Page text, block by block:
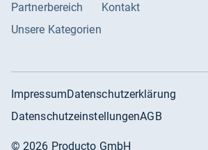
Partnerbereich
Unsere Kategorien
Kontakt
ImpressumDatenschutzerklärung
DatenschutzeinstellungenAGB
©2026 Producto GmbH